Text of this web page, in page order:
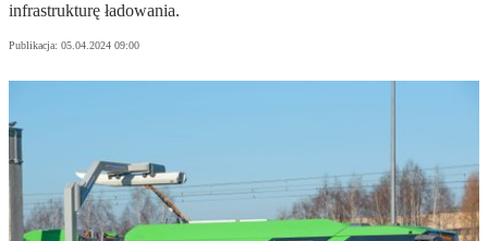
infrastrukturę ładowania.
Publikacja: 05.04.2024 09:00